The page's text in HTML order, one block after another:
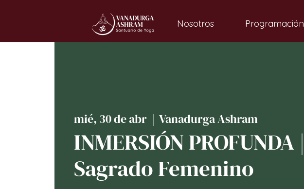
Nosotros Programación
mié, 30 de abr
  |
Vanadurga Ashram
INMERSIÓN PROFUNDA |
Sagrado Femenino